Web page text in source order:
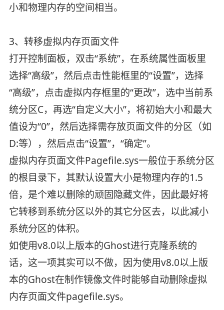
小和物理内存的空间相当。
3、转移虚拟内存页面文件
打开控制面板，双击“系统”，在系统属性面板里
选择“高级”，然后点击性能框里的“设置”，选择
“高级”，点击虚拟内存框里的“更改”，选中当前系
统分区C，再选“自定义大小”，将初始大小和最大
值设为“0”，然后选择需存放页面文件的分区（如
D:等），然后点击“设置”，“确定”。
虚拟内存页面文件Pagefile.sys一般位于系统分区
的根目录下，其默认设置大小是物理内存的1.5
倍，是个难以删除的顽固隐藏文件，因此最好将
它转移到系统分区以外的其它分区去，以此减小
系统分区的体积。
如使用v8.0以上版本的Ghost进行克隆系统的
话，这一项其实可以不做，因为使用v8.0以上版
本的Ghost在制作镜像文件时能够自动删除虚拟
内存页面文件pagefile.sys。